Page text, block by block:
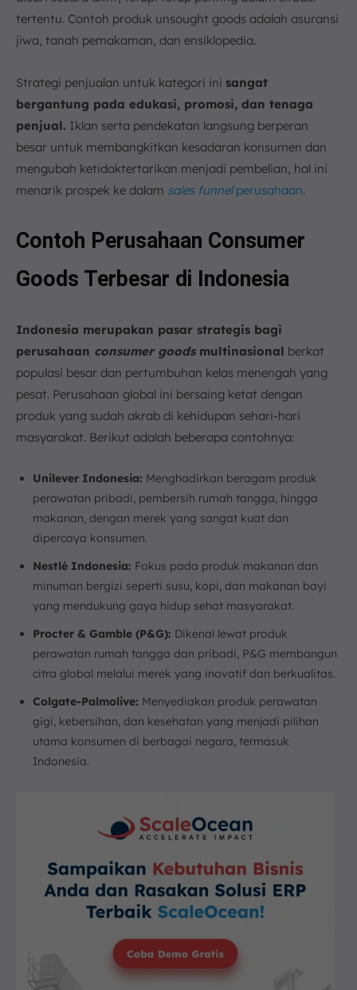
tertentu. Contoh produk unsought goods adalah asuransi
jiwa, tanah pemakaman, dan ensiklopedia.
Strategi penjualan untuk kategori ini sangat
bergantung pada edukasi, promosi, dan tenaga
penjual. Iklan serta pendekatan langsung berperan
besar untuk membangkitkan kesadaran konsumen dan
mengubah ketidaktertarikan menjadi pembelian, hal ini
menarik prospek ke dalam sales funnelperusahaan.
Contoh Perusahaan Consumer
Goods Terbesar di Indonesia
Indonesia merupakan pasar strategis bagi
perusahaan consumer goodsmultinasional berkat
populasi besar dan pertumbuhan kelas menengah yang
pesat. Perusahaan global ini bersaing ketat dengan
produk yang sudah akrab di kehidupan sehari-hari
masyarakat. Berikut adalah beberapa contohnya:
Unilever Indonesia: Menghadirkan beragam produk
perawatan pribadi, pembersih rumah tangga, hingga
makanan, dengan merek yang sangat kuat dan
dipercaya konsumen.
Nestlé Indonesia: Fokus pada produk makanan dan
minuman bergizi seperti susu, kopi, dan makanan bayi
yang mendukung gaya hidup sehat masyarakat.
Procter & Gamble (P&G): Dikenal lewat produk
perawatan rumah tangga dan pribadi, P&G membangun
citra global melalui merek yang inovatif dan berkualitas.
Colgate-Palmolive: Menyediakan produk perawatan
gigi, kebersihan, dan kesehatan yang menjadi pilihan
utama konsumen di berbagai negara, termasuk
Indonesia.